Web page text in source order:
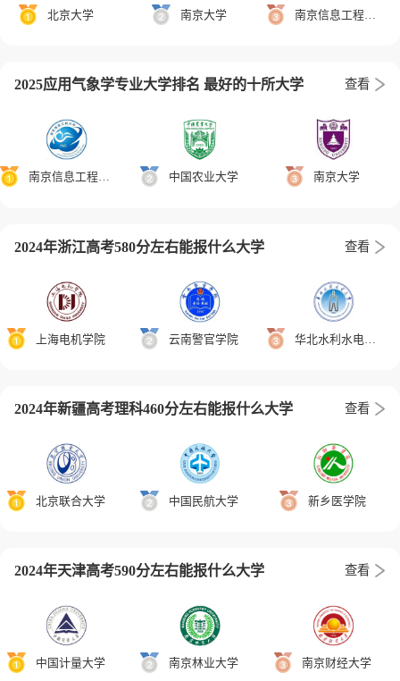
北京大学 南京大学 南京信息工程大学
2025应用气象学专业大学排名 最好的十所大学 查看
南京信息工程大学 中国农业大学 南京大学
2024年浙江高考580分左右能报什么大学 查看
上海电机学院 云南警官学院 华北水利水电大学
2024年新疆高考理科460分左右能报什么大学 查看
北京联合大学 中国民航大学 新乡医学院
2024年天津高考590分左右能报什么大学 查看
中国计量大学 南京林业大学 南京财经大学